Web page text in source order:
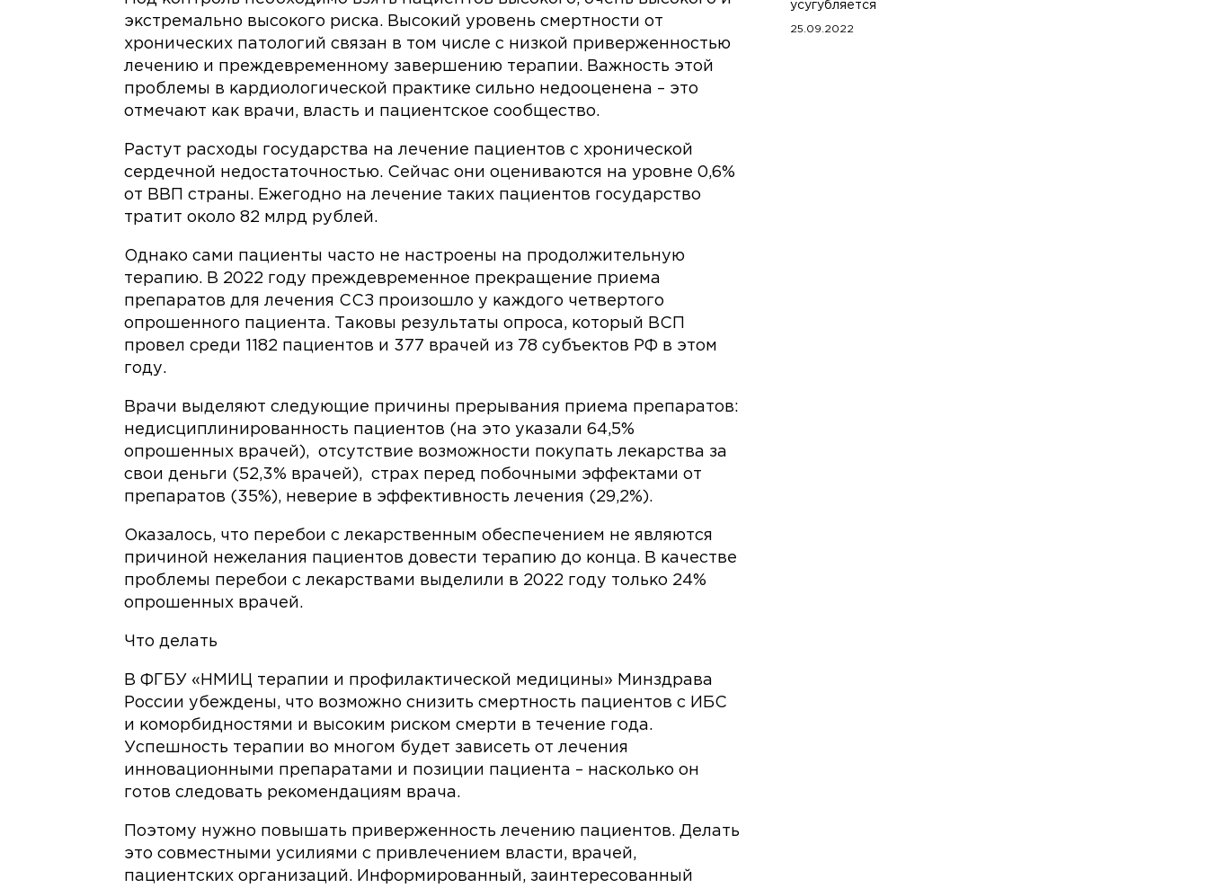
экстремально высокого риска. Высокий уровень смертности от
хронических патологий связан в том числе с низкой приверженностью
лечению и преждевременному завершению терапии. Важность этой
проблемы в кардиологической практике сильно недооценена – это
отмечают как врачи, власть и пациентское сообщество.
Растут расходы государства на лечение пациентов с хронической
сердечной недостаточностью. Сейчас они оцениваются на уровне 0,6%
от ВВП страны. Ежегодно на лечение таких пациентов государство
тратит около 82 млрд рублей.
Однако сами пациенты часто не настроены на продолжительную
терапию. В 2022 году преждевременное прекращение приема
препаратов для лечения ССЗ произошло у каждого четвертого
опрошенного пациента. Таковы результаты опроса, который ВСП
провел среди 1182 пациентов и 377 врачей из 78 субъектов РФ в этом
году.
Врачи выделяют следующие причины прерывания приема препаратов:
недисциплинированность пациентов (на это указали 64,5%
опрошенных врачей), отсутствие возможности покупать лекарства за
свои деньги (52,3% врачей), страх перед побочными эффектами от
препаратов (35%), неверие в эффективность лечения (29,2%).
Оказалось, что перебои с лекарственным обеспечением не являются
причиной нежелания пациентов довести терапию до конца. В качестве
проблемы перебои с лекарствами выделили в 2022 году только 24%
опрошенных врачей.
Что делать
В ФГБУ «НМИЦ терапии и профилактической медицины» Минздрава
России убеждены, что возможно снизить смертность пациентов с ИБС
и коморбидностями и высоким риском смерти в течение года.
Успешность терапии во многом будет зависеть от лечения
инновационными препаратами и позиции пациента – насколько он
готов следовать рекомендациям врача.
Поэтому нужно повышать приверженность лечению пациентов. Делать
это совместными усилиями с привлечением власти, врачей,
пациентских организаций. Информированный, заинтересованный
усугубляется
25.09.2022